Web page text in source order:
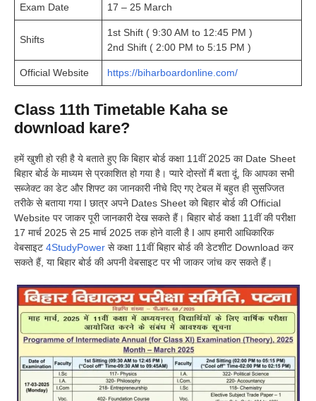
Exam Date 17 – 25 March
Shifts
1st Shift ( 9:30 AM to 12:45 PM )
2nd Shift ( 2:00 PM to 5:15 PM )
Official Website https://biharboardonline.com/
Class 11th Timetable Kaha se
download kare?
हमें खुशी हो रही है ये बताते हुए कि बिहार बोर्ड कक्षा 11वीं 2025 का Date Sheet
बिहार बोर्ड के माध्यम से प्रकाशित हो गया है। प्यारे दोस्तों मैं बता दूं, कि आपका सभी
सब्जेक्ट का डेट और शिफ्ट का जानकारी नीचे दिए गए टेबल में बहुत ही सुसज्जित
तरीके से बताया गया I छात्र अपने Dates Sheet को बिहार बोर्ड की Official
Website पर जाकर पूरी जानकारी देख सकते हैं। बिहार बोर्ड कक्षा 11वीं की परीक्षा
17 मार्च 2025 से 25 मार्च 2025 तक होने वाली है I आप हमारी आधिकारिक
वेबसाइट 4StudyPower से कक्षा 11वीं बिहार बोर्ड की डेटशीट Download कर
सकते हैं, या बिहार बोर्ड की अपनी वेबसाइट पर भी जाकर जांच कर सकते हैं।